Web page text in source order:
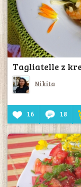
Tagliatelle z
Nikita
16 18